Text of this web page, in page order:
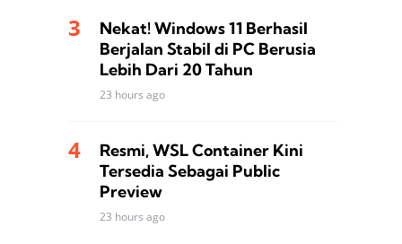
Nekat! Windows 11 Berhasil
Berjalan Stabil di PC Berusia
Lebih Dari 20 Tahun
23 hours ago
Resmi, WSL Container Kini
Tersedia Sebagai Public
Preview
23 hours ago